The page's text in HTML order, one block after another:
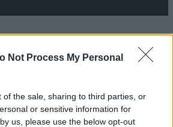
Not Process My Personal
of the sale, sharing to third parties, or
or sensitive information for
us, please use the below opt-out
ο Τσίπρας | Ο ανεξάρτητος
στο περίμενε | Αλλάζει στρατηγική